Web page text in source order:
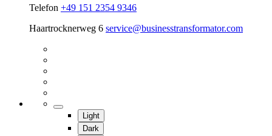
Telefon +49 151 2354 9346
Haartrocknerweg 6 service@businesstransformator.com
Light
Dark